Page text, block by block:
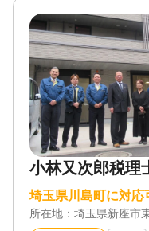
小林又次郎税理
埼玉県川島町に対応
所在地： 埼玉県新座市